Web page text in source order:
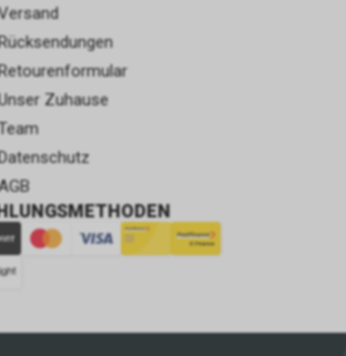
Zuhause